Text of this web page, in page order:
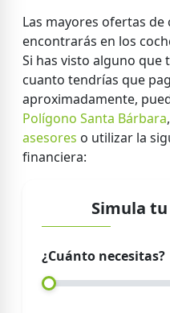
Las mayores ofertas
encontrarás en los
Si has visto alguno que
cuanto tendrías que
aproximadamente,
Polígono Santa Bárbara,
asesores o utilizar la
financiera:
Simula
¿Cuánto necesitas?